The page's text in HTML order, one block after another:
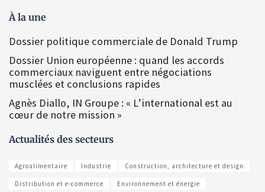
À la une
Dossier politique commerciale de Donald Trump
Dossier Union européenne : quand les accords
commerciaux naviguent entre négociations
musclées et conclusions rapides
Agnès Diallo, IN Groupe : « L’international est au
cœur de notre mission »
Actualités des secteurs
Agroalimentaire Industrie Construction, architecture et design
Distribution et e-commerce Environnement et énergie